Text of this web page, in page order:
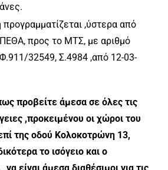
,ύστερα από
προς το ΜΤΣ, με αριθμό
32549, Σ.4984 ,από 12-03-
προβείτε άμεσα σε όλες τις
,προκειμένου οι χώροι του
της οδού Κολοκοτρώνη 13,
το ισόγειο και ο